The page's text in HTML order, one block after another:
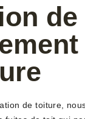
de toiture,